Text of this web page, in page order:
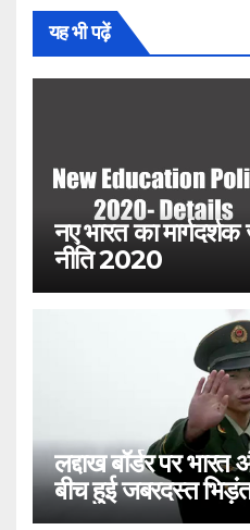
यह भी पढ़ें
नए भारत का मार्गदर्शक
नीति 2020
लद्दाख बॉर्डर पर
बीच हुई जबरदस्त